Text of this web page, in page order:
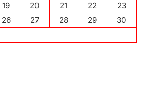
19 20 21 22
23
26 27 28 29
30